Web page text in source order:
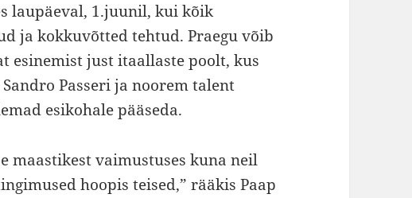
laupäeval, 1.juunil, kui kõik
ja kokkuvõtted tehtud. Praegu võib
esinemist just itaallaste poolt, kus
Passeri ja noorem talent
esikohale pääseda.
maastikest vaimustuses kuna neil
hoopis teised,” rääkis Paap